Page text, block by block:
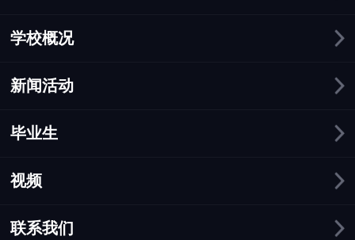
学校概况
新闻活动
毕业生
视频
联系我们